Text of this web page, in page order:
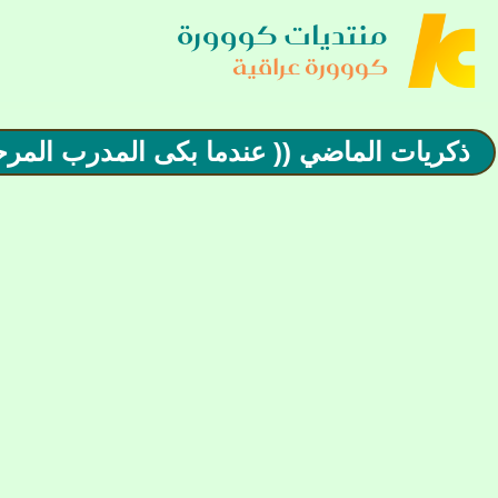
منتديات كووورة
كووورة عراقية
ذكريات الماضي (( عندما بكى المدرب